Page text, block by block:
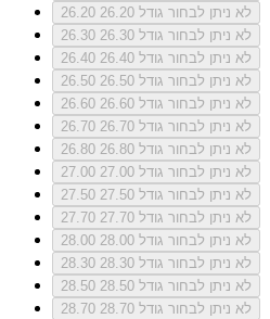
26.20
לא ניתן לבחור גודל 26.20
26.30
לא ניתן לבחור גודל 26.30
26.40
לא ניתן לבחור גודל 26.40
26.50
לא ניתן לבחור גודל 26.50
26.60
לא ניתן לבחור גודל 26.60
26.70
לא ניתן לבחור גודל 26.70
26.80
לא ניתן לבחור גודל 26.80
27.00
לא ניתן לבחור גודל 27.00
27.50
לא ניתן לבחור גודל 27.50
27.70
לא ניתן לבחור גודל 27.70
28.00
לא ניתן לבחור גודל 28.00
28.30
לא ניתן לבחור גודל 28.30
28.50
לא ניתן לבחור גודל 28.50
28.70
לא ניתן לבחור גודל 28.70